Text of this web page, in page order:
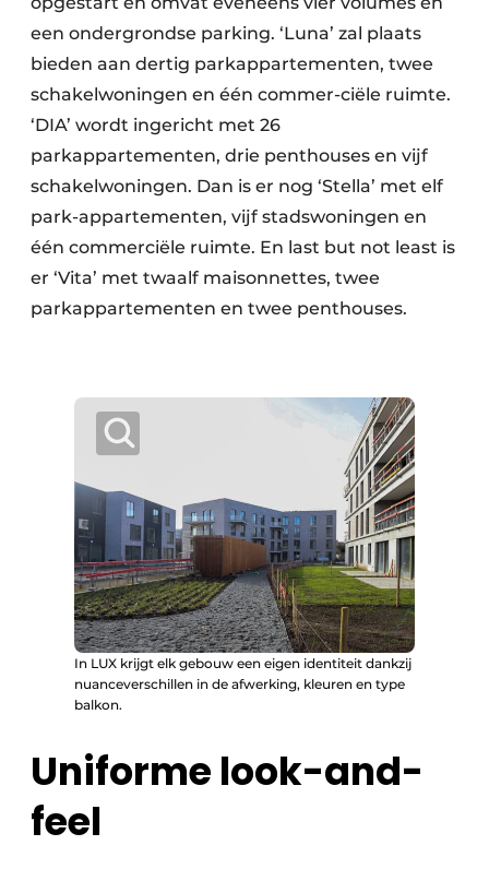
een ondergrondse parking. ‘Luna’ zal plaats
bieden aan dertig parkappartementen, twee
schakelwoningen en één commer-ciële ruimte.
‘DIA’ wordt ingericht met 26
parkappartementen, drie penthouses en vijf
schakelwoningen. Dan is er nog ‘Stella’ met elf
park-appartementen, vijf stadswoningen en
één commerciële ruimte. En last but not least is
er ‘Vita’ met twaalf maisonnettes, twee
parkappartementen en twee penthouses.
In LUX krijgt elk gebouw een eigen identiteit dankzij
nuanceverschillen in de afwerking, kleuren en type
balkon.
Uniforme look-and-
feel